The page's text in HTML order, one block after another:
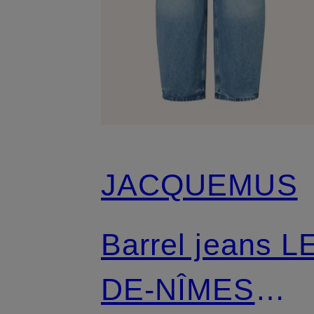
JACQUEMUS
Barrel jeans
DE-NÎMES